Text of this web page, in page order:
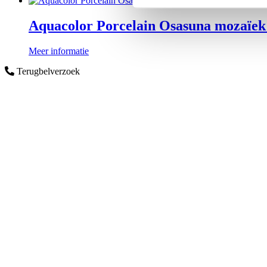
Aquacolor Porcelain Osasuna
Meer informatie
Terugbelverzoek